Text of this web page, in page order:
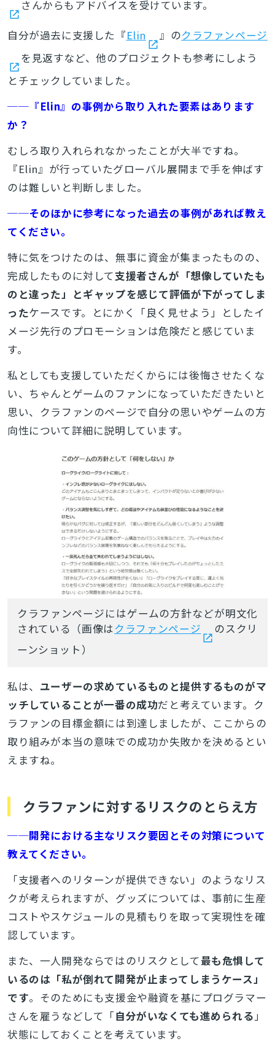
さんからもアドバイスを受けています。
自分が過去に支援した『Elin 』のクラファンページ
を見返すなど、他のプロジェクトも参考にしよう
とチェックしていました。
──『Elin』の事例から取り入れた要素はあります
か？
むしろ取り入れられなかったことが大半ですね。
『Elin』が行っていたグローバル展開まで手を伸ばす
のは難しいと判断しました。
──そのほかに参考になった過去の事例があれば教え
てください。
特に気をつけたのは、無事に資金が集まったものの、
完成したものに対して支援者さんが「想像していたも
のと違った」とギャップを感じて評価が下がってしま
ったケースです。とにかく「良く見せよう」としたイ
メージ先行のプロモーションは危険だと感じていま
す。
私としても支援していただくからには後悔させたくな
い、ちゃんとゲームのファンになっていただきたいと
思い、クラファンのページで自分の思いやゲームの方
向性について詳細に説明しています。
クラファンページにはゲームの方針などが明文化
されている（画像はクラファンページ
のスクリ
ーンショット）
私は、 ユーザーの求めているものと提供するものがマ
ッチしていることが一番の成功だと考えています。ク
ラファンの目標金額には到達しましたが、ここからの
取り組みが本当の意味での成功か失敗かを決めるとい
えますね。
クラファンに対するリスクのとらえ方
──開発における主なリスク要因とその対策について
教えてください。
「支援者へのリターンが提供できない」のようなリス
クが考えられますが、グッズについては、事前に生産
コストやスケジュールの見積もりを取って実現性を確
認しています。
また、一人開発ならではのリスクとして最も危惧して
いるのは「私が倒れて開発が止まってしまうケース」
です。そのためにも支援金や融資を基にプログラマー
さんを雇うなどして「自分がいなくても進められる」
状態にしておくことを考えています。
検索